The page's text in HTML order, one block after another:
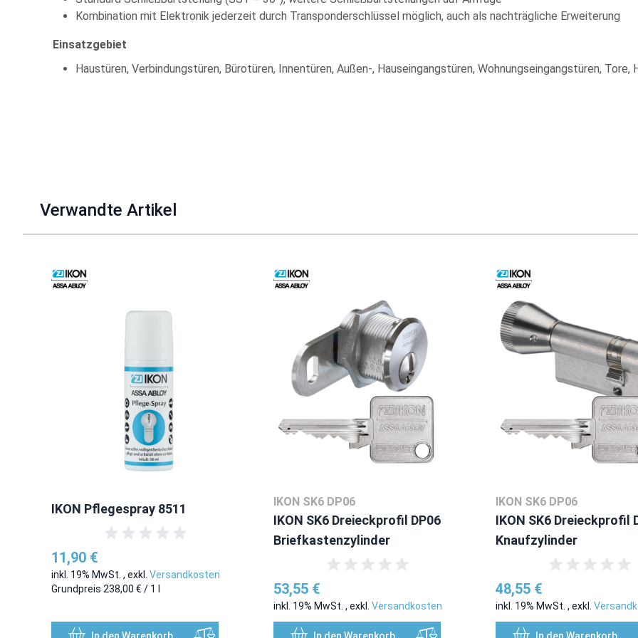
Kombination mit Elektronik jederzeit durch Transponderschlüssel möglich, auch als nachträgliche Erweiterung
Einsatzgebiet
Haustüren, Verbindungstüren, Bürotüren, Innentüren, Außen-, Hauseingangstüren, Wohnungseingangstüren, Tore,
Verwandte Artikel
IKON Pflegespray 8511
11,90 €
inkl. 19% MwSt. , exkl. Versandkosten
Grundpreis 238,00 € / 1 l
IKON SK6 DP06
IKON SK6 Dreieckprofil DP06
Briefkastenzylinder
53,55 €
inkl. 19% MwSt. , exkl. Versandkosten
IKON SK6 DP06
IKON SK6 Dreieckprofil
Knaufzylinder
48,55 €
inkl. 19% MwSt. , exkl.